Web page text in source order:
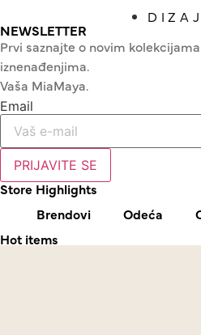
NEWSLETTER
Prvi saznajte o novim
iznenađenjima.
Vaša MiaMaya.
Email
PRIJAVITE SE
Store Highlights
Brendovi
Odeća
Hot items